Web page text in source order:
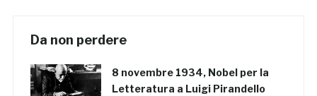
Da non perdere
8 novembre 1934, Nobel per la
Letteratura a Luigi Pirandello